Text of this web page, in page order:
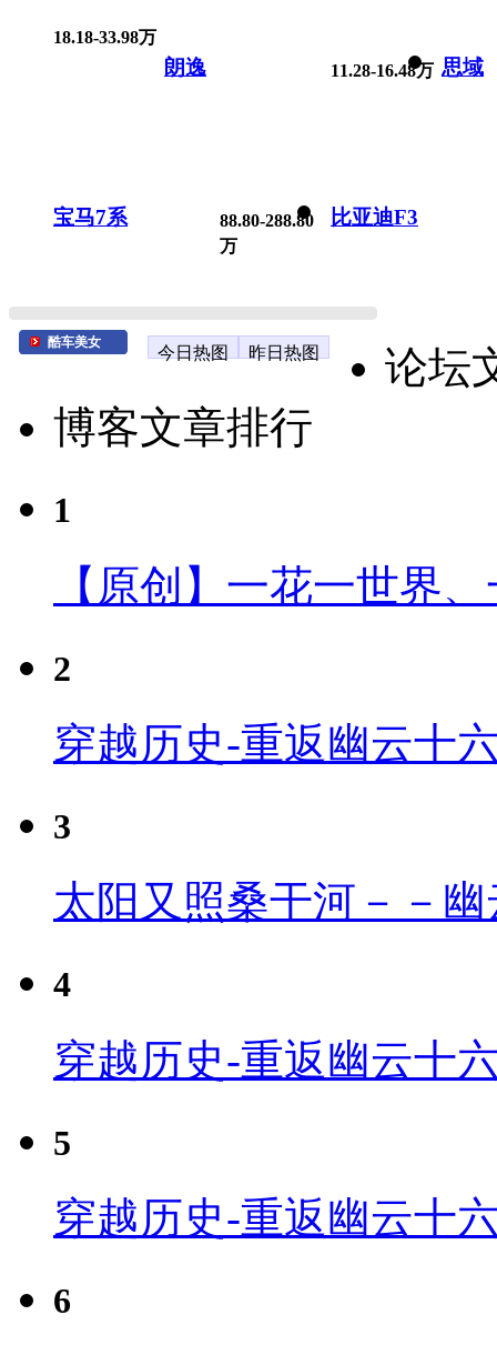
18.18-33.98万
朗逸 11.28-16.48万 思域
宝马7系
88.80-288.80
万
比亚迪F3
酷车美女
今日热图 昨日热图
论坛
博客文章排行
1
【原创】一花一世界
2
穿越历史-重返幽云十
3
太阳又照桑干河－－
4
穿越历史-重返幽云十
5
穿越历史-重返幽云十
6